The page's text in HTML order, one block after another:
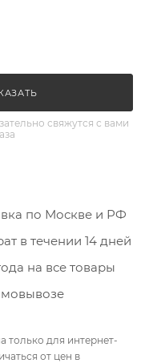
свяжутся с вами
по Москве и РФ
в течении 14 дней
на все товары
только для интернет-
от цен в